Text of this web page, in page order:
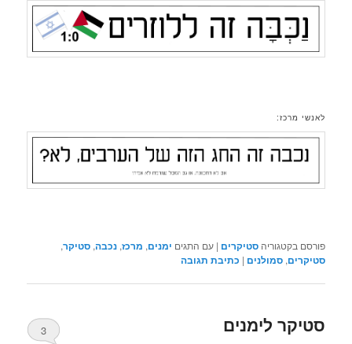
לאנשי מרכז:
פורסם בקטגוריה סטיקרים |עם התגים ימנים, מרכז,נכבה,סטיקר,
סטיקרים,סמולנים | כתיבת תגובה
סטיקר לימנים 3